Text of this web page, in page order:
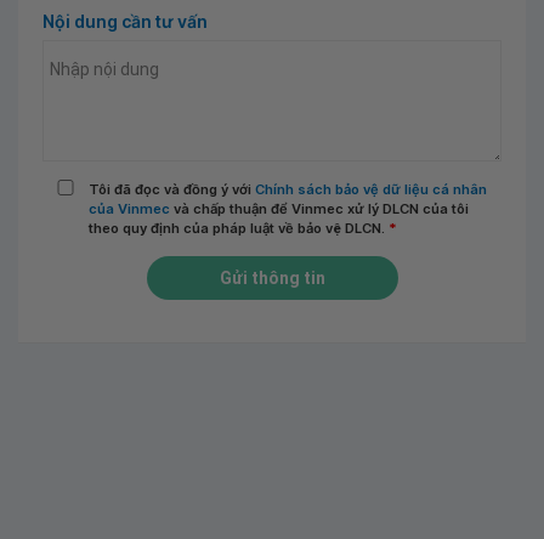
Nội dung cần tư vấn
Tôi đã đọc và đồng ý với Chính sách bảo vệ dữ liệu cá nhân
của Vinmec và chấp thuận để Vinmec xử lý DLCN của tôi
theo quy định của pháp luật về bảo vệ DLCN. *
Gửi thông tin